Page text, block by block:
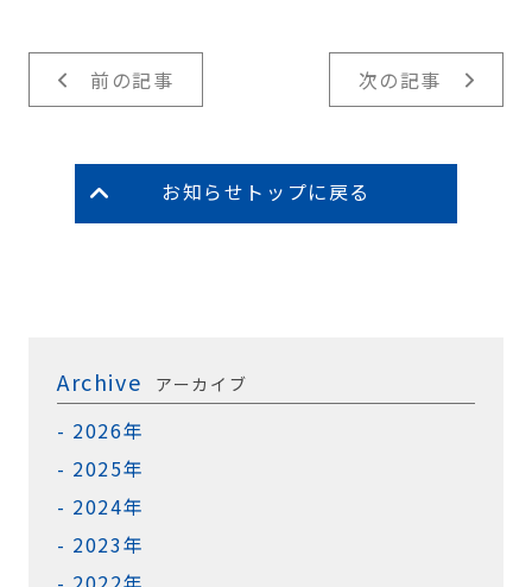
前の記事 次の記事
お知らせトップに戻る
Archive アーカイブ
2026年
2025年
2024年
2023年